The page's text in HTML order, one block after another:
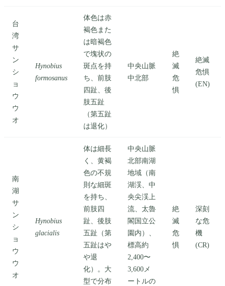
台
湾
サ
ン
シ
ョ
ウ
ウ
オ
Hynobius
formosanus
体色は赤
褐色また
は暗褐色
で塊状の
斑点を持
ち、前肢
四趾、後
肢五趾
（第五趾
は退化）
中央山脈
中北部
絶
滅
危
惧
絶滅
危惧
(EN)
南
湖
サ
ン
シ
ョ
ウ
ウ
オ
Hynobius
glacialis
体は細長
く、黄褐
色の不規
則な細斑
を持ち、
前肢四
趾、後肢
五趾（第
五趾はや
や退
化）。大
型で分布
中央山脈
北部南湖
地域（南
湖渓、中
央尖渓上
流、太魯
閣国立公
園内）、
標高約
2,400〜
3,600メ
ートルの
絶
滅
危
惧
深刻
な危
機
(CR)